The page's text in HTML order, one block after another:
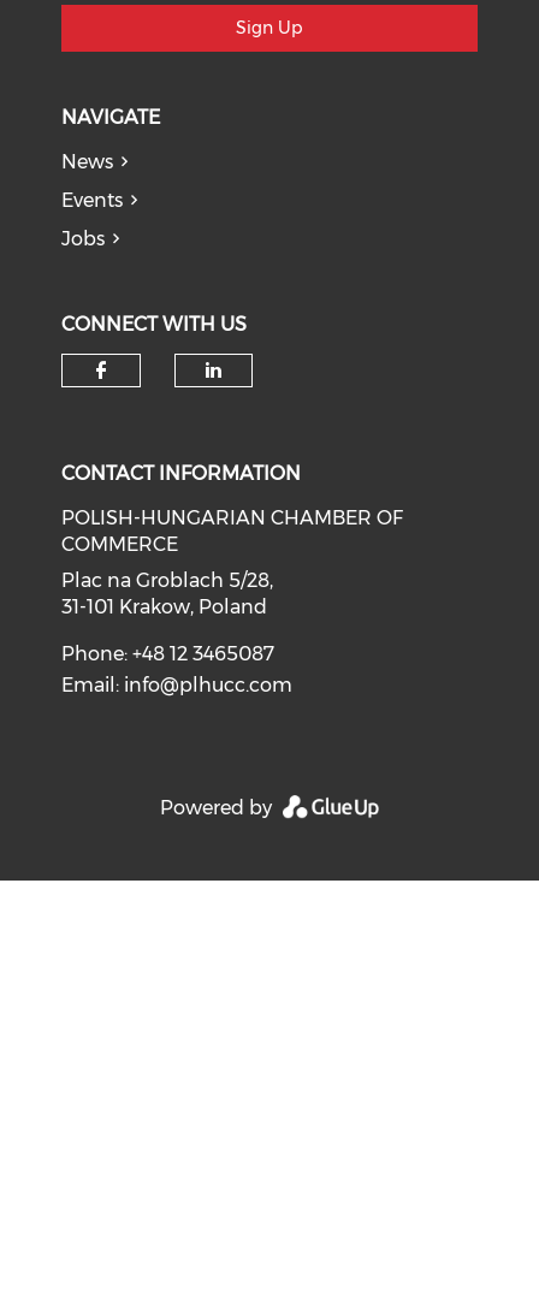
Sign Up
NAVIGATE
News
Events
Jobs
CONNECT WITH US
CONTACT INFORMATION
POLISH-HUNGARIAN CHAMBER OF
COMMERCE
Plac na Groblach 5/28,
31-101 Krakow, Poland
Phone: +48 12 3465087
Email: info@plhucc.com
Powered by